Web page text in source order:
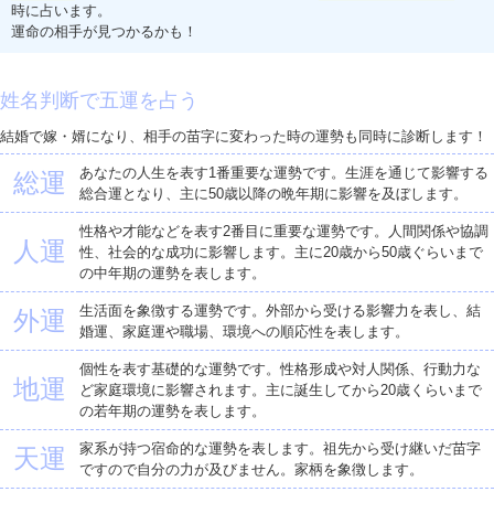
時に占います。
運命の相手が見つかるかも！
姓名判断で五運を占う
結婚で嫁・婿になり、相手の苗字に変わった時の運勢も同時に診断します！
総運
あなたの人生を表す1番重要な運勢です。生涯を通じて影響する
総合運となり、主に50歳以降の晩年期に影響を及ぼします。
人運
性格や才能などを表す2番目に重要な運勢です。人間関係や協調
性、社会的な成功に影響します。主に20歳から50歳ぐらいまで
の中年期の運勢を表します。
外運
生活面を象徴する運勢です。外部から受ける影響力を表し、結
婚運、家庭運や職場、環境への順応性を表します。
地運
個性を表す基礎的な運勢です。性格形成や対人関係、行動力な
ど家庭環境に影響されます。主に誕生してから20歳くらいまで
の若年期の運勢を表します。
天運
家系が持つ宿命的な運勢を表します。祖先から受け継いだ苗字
ですので自分の力が及びません。家柄を象徴します。